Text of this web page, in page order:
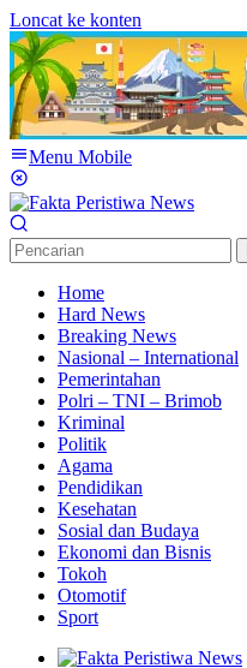
Loncat ke konten
Menu Mobile
Home
Hard News
Breaking News
Nasional – International
Pemerintahan
Polri – TNI – Brimob
Kriminal
Politik
Agama
Pendidikan
Kesehatan
Sosial dan Budaya
Ekonomi dan Bisnis
Tokoh
Otomotif
Sport